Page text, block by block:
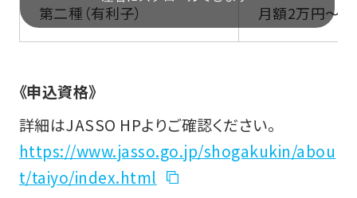
第二種（有利子） 月額2万円～
《申込資格》
詳細はJASSO HPよりご確認ください。
https://www.jasso.go.jp/shogakukin/abou
t/taiyo/index.html